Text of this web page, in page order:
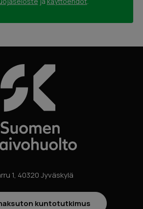
1, 40320 Jyväskylä
kuntotutkimus